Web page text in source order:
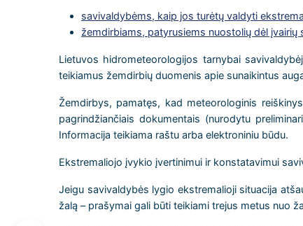
savivaldybėms, kaip jos turėtų valdyti
žemdirbiams, patyrusiems nuostolių dėl
Lietuvos hidrometeorologijos tarnybai
teikiamus žemdirbių duomenis apie sunaikintus
Žemdirbys, pamatęs, kad meteorologinis
pagrindžiančiais dokumentais (nurodytu
Informacija teikiama raštu arba elektroniniu būdu.
Ekstremaliojo įvykio įvertinimui ir konstatavimui
Jeigu savivaldybės lygio ekstremalioji situacija
žalą – prašymai gali būti teikiami trejus metus nuo